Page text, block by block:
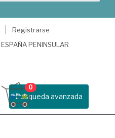
Registrarse
ESPAÑA PENINSULAR
Busqueda avanzada
0